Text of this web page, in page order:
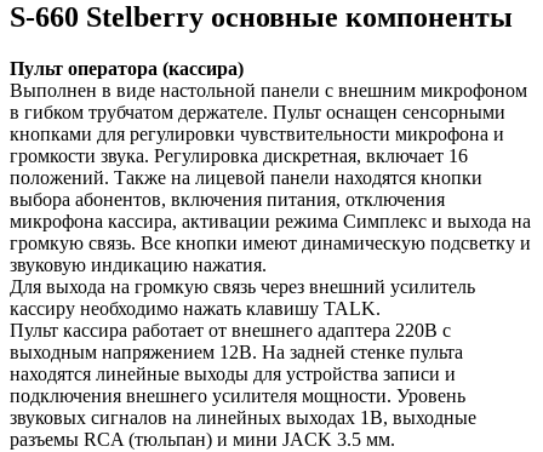
S-660 Stelberry основные компоненты
Пульт оператора (кассира)
Выполнен в виде настольной панели с внешним микрофоном
в гибком трубчатом держателе. Пульт оснащен сенсорными
кнопками для регулировки чувствительности микрофона и
громкости звука. Регулировка дискретная, включает 16
положений. Также на лицевой панели находятся кнопки
выбора абонентов, включения питания, отключения
микрофона кассира, активации режима Симплекс и выхода на
громкую связь. Все кнопки имеют динамическую подсветку и
звуковую индикацию нажатия.
Для выхода на громкую связь через внешний усилитель
кассиру необходимо нажать клавишу TALK.
Пульт кассира работает от внешнего адаптера 220В с
выходным напряжением 12В. На задней стенке пульта
находятся линейные выходы для устройства записи и
подключения внешнего усилителя мощности. Уровень
звуковых сигналов на линейных выходах 1В, выходные
разъемы RCA (тюльпан) и мини JACK 3.5 мм.